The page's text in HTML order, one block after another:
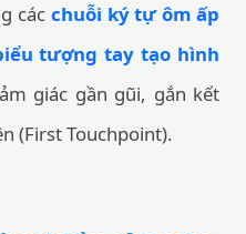
các chuỗi ký tự ôm ấp
tượng tay tạo hình
giác gần gũi, gắn kết
(First Touchpoint).